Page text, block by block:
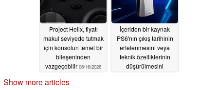
Project Helix, fiyatı
makul seviyede tutmak
için konsolun temel bir
bileşeninden
vazgeçebilir 06/16/2026
İçeriden bir kaynak
PS6'nın çıkış tarihinin
ertelenmesini veya
teknik özelliklerinin
düşürülmesini
Show more articles